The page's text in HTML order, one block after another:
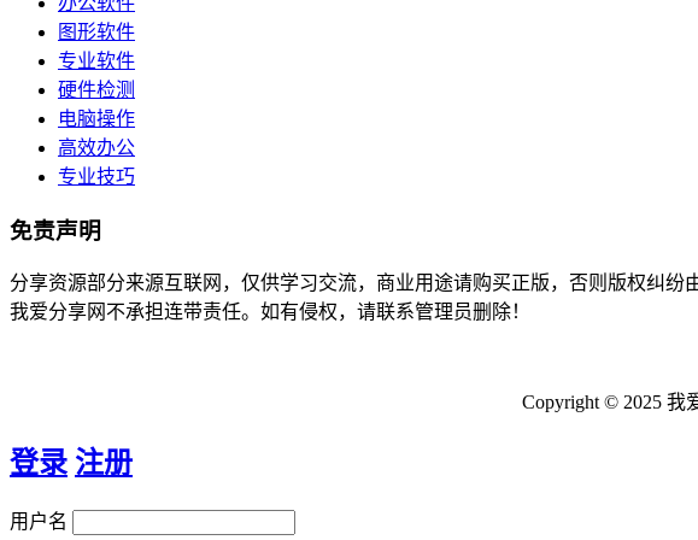
图形软件
专业软件
硬件检测
电脑操作
高效办公
专业技巧
免责声明
分享资源部分来源互联网，仅供学习交流，商业用途请购买正版，否则版权纠纷
我爱分享网不承担连带责任。如有侵权，请联系管理员删除！
Copyright © 2025 我
登录 注册
用户名